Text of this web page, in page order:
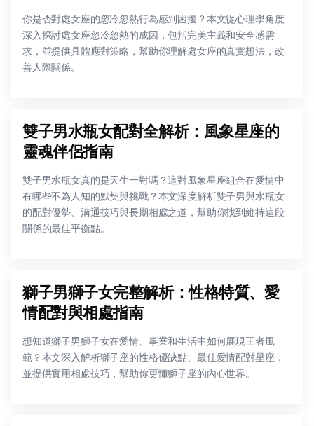
你是否對處女座的忽冷忽熱行為感到困擾？本文從心理學角度
深入探討處女座忽冷忽熱的成因，包括完美主義和安全感需
求，並提供具體應對策略，幫助你理解處女座的真實想法，改
善人際關係。
雙子男水瓶女配對全解析：風象星座的
靈魂伴侶指南
雙子男水瓶女真的是天生一對嗎？這對風象星座組合在愛情中
有哪些不為人知的默契與挑戰？本文深度解析雙子男與水瓶女
的配對優勢、溝通技巧與長期相處之道，幫助你找到維持這段
關係的最佳平衡點。
獅子男獅子女完整解析：性格特質、愛
情配對與相處指南
想知道獅子男獅子女在愛情、事業和生活中如何展現王者風
範？本文深入解析獅子座的性格優缺點、最佳愛情配對星座，
並提供實用相處技巧，幫助你更懂獅子座的內心世界。